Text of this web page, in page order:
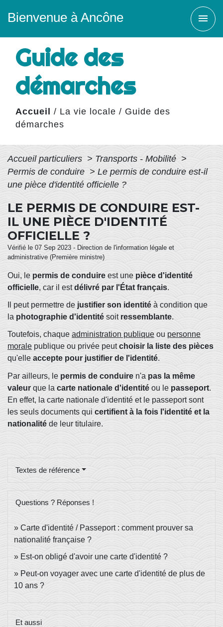
Bienvenue à Ancône menu
Guide des
démarches
Accueil / La vie locale / Guide des
démarches
Accueil particuliers > Transports - Mobilité >
Permis de conduire > Le permis de conduire est-il
une pièce d'identité officielle ?
LE PERMIS DE CONDUIRE EST-
IL UNE PIÈCE D'IDENTITÉ
OFFICIELLE ?
Vérifié le 07 Sep 2023 - Direction de l'information légale et
administrative (Première ministre)
Oui, le permis de conduire est une pièce d'identité
officielle, car il estdélivré par l'État français.
Il peut permettre de justifier son identité à condition que
la photographie d'identité soit ressemblante.
Toutefois, chaque administration publique ou personne
morale publique ou privée peutchoisir la liste des pièces
qu'elle accepte pour justifier de l'identité.
Par ailleurs, le permis de conduire n'a pas la même
valeur que la carte nationale d'identité ou le passeport.
En effet, la carte nationale d'identité et le passeport sont
les seuls documents qui certifient à la fois l'identité et la
nationalité de leur titulaire.
Textes de référence
Questions ? Réponses !
Carte d'identité / Passeport : comment prouver sa
nationalité française ?
Est-on obligé d'avoir une carte d'identité ?
Peut-on voyager avec une carte d'identité de plus de
10 ans ?
Et aussi